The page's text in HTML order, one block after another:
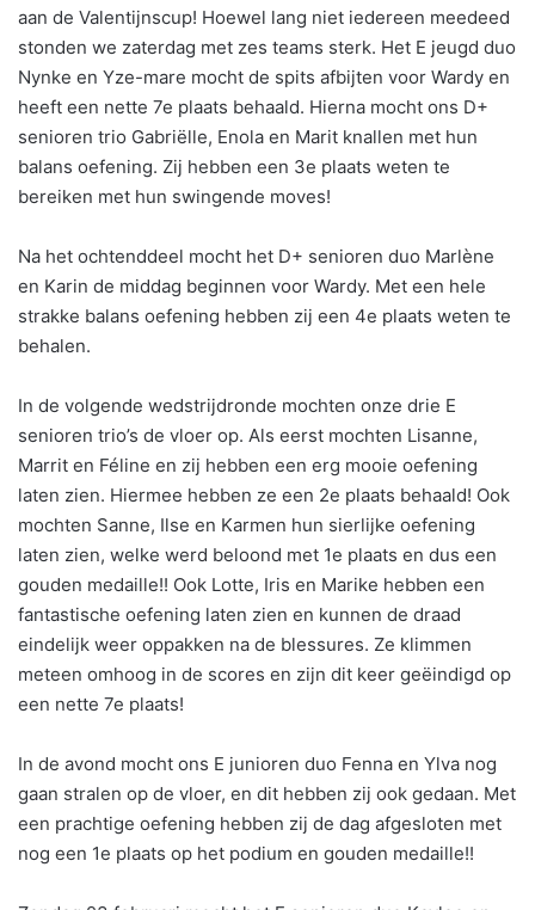
aan de Valentijnscup! Hoewel lang niet iedereen meedeed
stonden we zaterdag met zes teams sterk. Het E jeugd duo
Nynke en Yze-mare mocht de spits afbijten voor Wardy en
heeft een nette 7e plaats behaald. Hierna mocht ons D+
senioren trio Gabriëlle, Enola en Marit knallen met hun
balans oefening. Zij hebben een 3e plaats weten te
bereiken met hun swingende moves!
Na het ochtenddeel mocht het D+ senioren duo Marlène
en Karin de middag beginnen voor Wardy. Met een hele
strakke balans oefening hebben zij een 4e plaats weten te
behalen.
In de volgende wedstrijdronde mochten onze drie E
senioren trio’s de vloer op. Als eerst mochten Lisanne,
Marrit en Féline en zij hebben een erg mooie oefening
laten zien. Hiermee hebben ze een 2e plaats behaald! Ook
mochten Sanne, Ilse en Karmen hun sierlijke oefening
laten zien, welke werd beloond met 1e plaats en dus een
gouden medaille!! Ook Lotte, Iris en Marike hebben een
fantastische oefening laten zien en kunnen de draad
eindelijk weer oppakken na de blessures. Ze klimmen
meteen omhoog in de scores en zijn dit keer geëindigd op
een nette 7e plaats!
In de avond mocht ons E junioren duo Fenna en Ylva nog
gaan stralen op de vloer, en dit hebben zij ook gedaan. Met
een prachtige oefening hebben zij de dag afgesloten met
nog een 1e plaats op het podium en gouden medaille!!